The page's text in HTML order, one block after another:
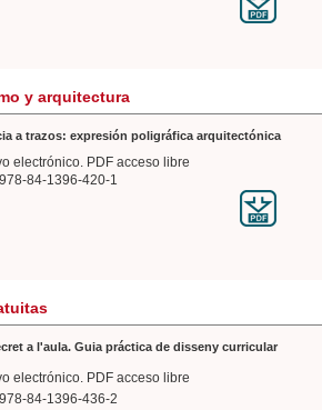
y arquitectura
a trazos: expresión poligráfica arquitectónica
electrónico. PDF acceso libre
84-1396-420-1
a l'aula. Guia práctica de disseny curricular
electrónico. PDF acceso libre
84-1396-436-2